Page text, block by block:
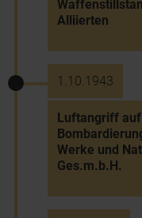
Alliierten
1.10.1943
Luftangriff auf
Werke und
Ges.m.b.H.